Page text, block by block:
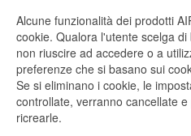
Alcune funzionalità dei prodotti
cookie. Qualora l'utente scelga
non riuscire ad accedere o a
preferenze che si basano sui
Se si eliminano i cookie, le
controllate, verranno cancellate
ricrearle.